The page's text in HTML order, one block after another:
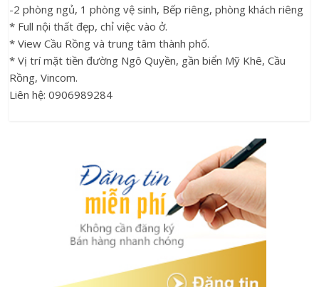
-2 phòng ngủ, 1 phòng vệ sinh, Bếp riêng, phòng khách riêng
* Full nội thất đẹp, chỉ việc vào ở.
* View Cầu Rồng và trung tâm thành phố.
* Vị trí mặt tiền đường Ngô Quyền, gần biển Mỹ Khê, Cầu
Rồng, Vincom.
Liên hệ: 0906989284